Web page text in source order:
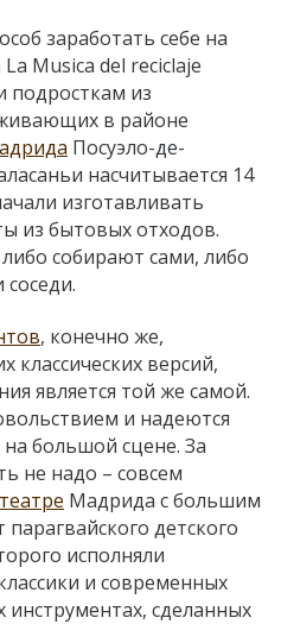
заработать себе на
Musica del reciclaje
подросткам из
в районе
Посуэло-де-
насчитывается 14
изготавливать
из бытовых отходов.
собирают сами, либо
, конечно же,
классических версий,
является той же самой.
и надеются
большой сцене. За
не надо – совсем
Мадрида с большим
детского
исполняли
и современных
сделанных